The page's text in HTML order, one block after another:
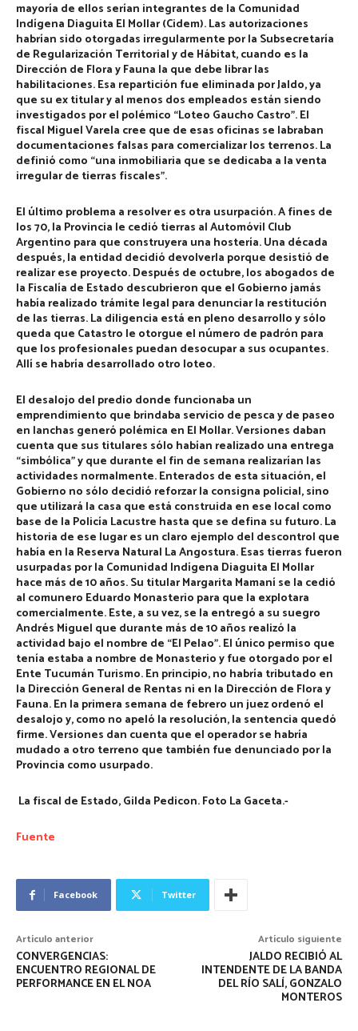
mayoría de ellos serían integrantes de la Comunidad
Indígena Diaguita El Mollar (Cidem). Las autorizaciones
habrían sido otorgadas irregularmente por la Subsecretaría
de Regularización Territorial y de Hábitat, cuando es la
Dirección de Flora y Fauna la que debe librar las
habilitaciones. Esa repartición fue eliminada por Jaldo, ya
que su ex titular y al menos dos empleados están siendo
investigados por el polémico “Loteo Gaucho Castro”. El
fiscal Miguel Varela cree que de esas oficinas se labraban
documentaciones falsas para comercializar los terrenos. La
definió como “una inmobiliaria que se dedicaba a la venta
irregular de tierras fiscales”.
El último problema a resolver es otra usurpación. A fines de
los 70, la Provincia le cedió tierras al Automóvil Club
Argentino para que construyera una hostería. Una década
después, la entidad decidió devolverla porque desistió de
realizar ese proyecto. Después de octubre, los abogados de
la Fiscalía de Estado descubrieron que el Gobierno jamás
había realizado trámite legal para denunciar la restitución
de las tierras. La diligencia está en pleno desarrollo y sólo
queda que Catastro le otorgue el número de padrón para
que los profesionales puedan desocupar a sus ocupantes.
Allí se habría desarrollado otro loteo.
El desalojo del predio donde funcionaba un
emprendimiento que brindaba servicio de pesca y de paseo
en lanchas generó polémica en El Mollar. Versiones daban
cuenta que sus titulares sólo habían realizado una entrega
“simbólica” y que durante el fin de semana realizarían las
actividades normalmente. Enterados de esta situación, el
Gobierno no sólo decidió reforzar la consigna policial, sino
que utilizará la casa que está construida en ese local como
base de la Policía Lacustre hasta que se defina su futuro. La
historia de ese lugar es un claro ejemplo del descontrol que
había en la Reserva Natural La Angostura. Esas tierras fueron
usurpadas por la Comunidad Indígena Diaguita El Mollar
hace más de 10 años. Su titular Margarita Mamaní se la cedió
al comunero Eduardo Monasterio para que la explotara
comercialmente. Este, a su vez, se la entregó a su suegro
Andrés Miguel que durante más de 10 años realizó la
actividad bajo el nombre de “El Pelao”. El único permiso que
tenía estaba a nombre de Monasterio y fue otorgado por el
Ente Tucumán Turismo. En principio, no habría tributado en
la Dirección General de Rentas ni en la Dirección de Flora y
Fauna. En la primera semana de febrero un juez ordenó el
desalojo y, como no apeló la resolución, la sentencia quedó
firme. Versiones dan cuenta que el operador se habría
mudado a otro terreno que también fue denunciado por la
Provincia como usurpado.
La fiscal de Estado, Gilda Pedicon. Foto La Gaceta.-
Fuente
Facebook Twitter
Artículo anterior
CONVERGENCIAS:
ENCUENTRO REGIONAL DE
PERFORMANCE EN EL NOA
Artículo siguiente
JALDO RECIBIÓ AL
INTENDENTE DE LA BANDA
DEL RÍO SALÍ, GONZALO
MONTEROS